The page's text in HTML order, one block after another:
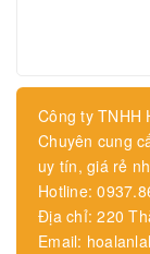
Công ty TNHH
Chuyên cung
uy tín, giá rẻ
Hotline:
Địa chỉ: 220
Email: